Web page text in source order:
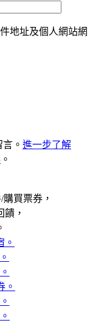
地址及個人網站網
。 進一步了解
。
買票券，
，
。
。